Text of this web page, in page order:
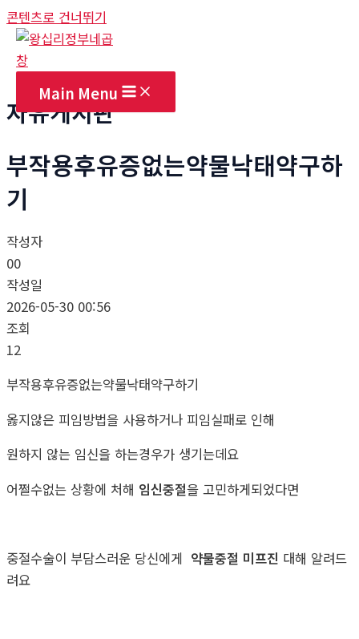
콘텐츠로 건너뛰기
Main Menu
자유게시판
부작용후유증없는약물낙태약구하
기
작성자
00
작성일
2026-05-30 00:56
조회
12
부작용후유증없는약물낙태약구하기
옳지않은 피임방법을 사용하거나 피임실패로 인해
원하지 않는 임신을 하는경우가 생기는데요
어쩔수없는 상황에 처해 임신중절을 고민하게되었다면
중절수술이 부담스러운 당신에게 약물중절 미프진 대해 알려드
려요